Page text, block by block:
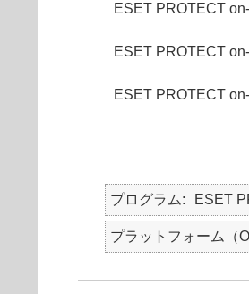
ESET PROTECT
ESET PROTECT
ESET PROTECT
プログラム ESET
プラットフォーム（